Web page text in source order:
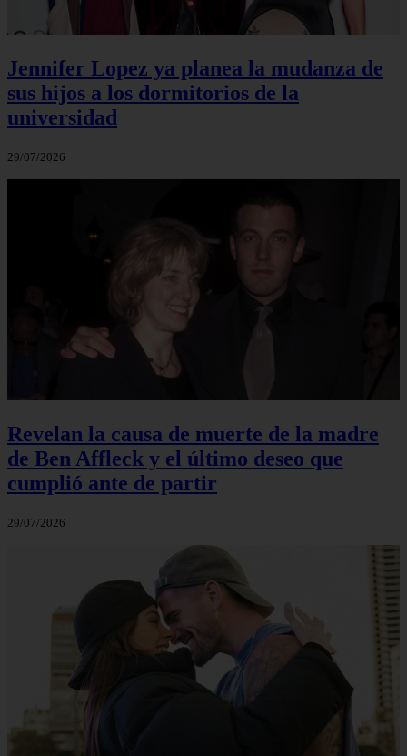
Jennifer Lopez ya planea la mudanza de
sus hijos a los dormitorios de la
universidad
29/07/2026
Revelan la causa de muerte de la madre
de Ben Affleck y el último deseo que
cumplió ante de partir
29/07/2026